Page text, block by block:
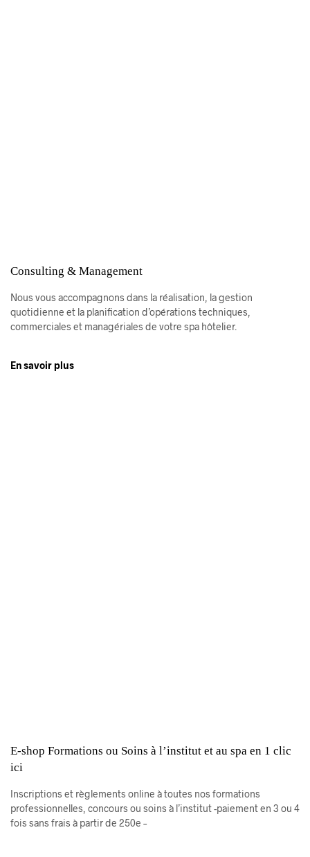
Consulting & Management
Nous vous accompagnons dans la réalisation, la gestion
quotidienne et la planification d’opérations techniques,
commerciales et managériales de votre spa hôtelier.
En savoir plus
E-shop Formations ou Soins à l’institut et au spa en 1 clic
ici
Inscriptions et règlements online à toutes nos formations
professionnelles, concours ou soins à l’institut -paiement en 3 ou 4
fois sans frais à partir de 250e –